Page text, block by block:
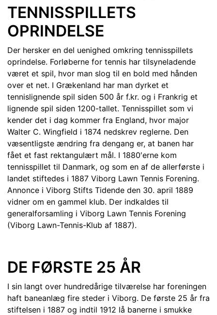
TENNISSPILLETS
OPRINDELSE
Der hersker en del uenighed omkring tennisspillets
oprindelse. Forløberne for tennis har tilsyneladende
været et spil, hvor man slog til en bold med hånden
over et net. I Grækenland har man dyrket et
tennislignende spil siden 500 år f.kr. og i Frankrig et
lignende spil siden 1200-tallet. Tennisspillet som vi
kender det i dag kommer fra England, hvor major
Walter C. Wingfield i 1874 nedskrev reglerne. Den
væsentligste ændring fra dengang er, at banen har
fået et fast rektangulært mål. I 1880′erne kom
tennisspillet til Danmark, og som en af de allerførste i
landet stiftedes i 1887 Viborg Lawn Tennis Forening.
Annonce i Viborg Stifts Tidende den 30. april 1889
vidner om en gammel klub. Der indkaldes til
generalforsamling i Viborg Lawn Tennis Forening
(Viborg Lawn-Tennis-Klub af 1887).
DE FØRSTE 25 ÅR
I sin langt over hundredårige tilværelse har foreningen
haft baneanlæg fire steder i Viborg. De første 25 år fra
stiftelsen i 1887 og indtil 1912 lå banerne i smukke